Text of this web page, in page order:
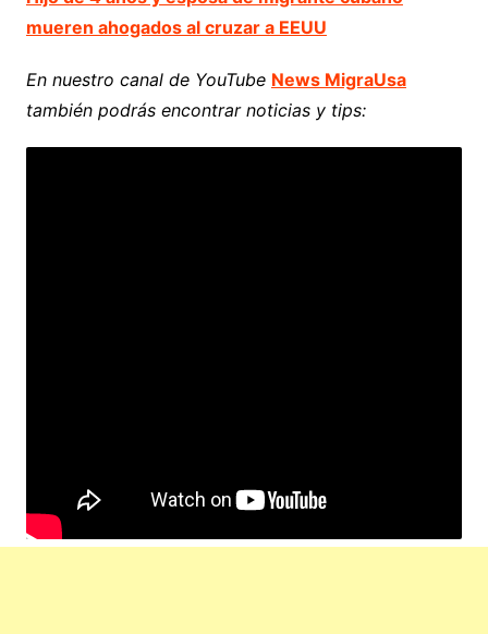
mueren ahogados al cruzar a EEUU
En nuestro canal de YouTube News MigraUsa
también podrás encontrar noticias y tips: